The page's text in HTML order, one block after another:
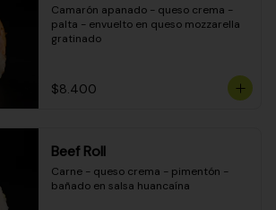
Camarón apanado - queso crema -
palta - envuelto en queso mozzarella
gratinado
$8.400
Beef Roll
Carne - queso crema - pimentón -
bañado en salsa huancaína